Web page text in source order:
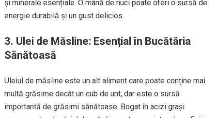
și minerale esențiale. O mână de nuci poate oferi o sursă de
energie durabilă și un gust delicios.
3. Ulei de Măsline: Esențial în Bucătăria
Sănătoasă
Uleiul de măsline este un alt aliment care poate conține mai
multă grăsime decât un cub de unt, dar este o sursă
importantă de grăsimi sănătoase. Bogat în acizi grași